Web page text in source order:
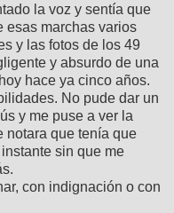
la voz y sentía que
esas marchas varios
y las fotos de los 49
y absurdo de una
hace ya cinco años.
No pude dar un
y me puse a ver la
notara que tenía que
sin que me
con indignación o con